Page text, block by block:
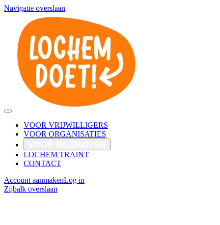
Navigatie overslaan
VOOR VRIJWILLIGERS
VOOR ORGANISATIES
LOCHEM TRAINT
CONTACT
Account aanmakenLog in
Zijbalk overslaan